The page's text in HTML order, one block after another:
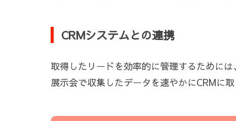
CRMシステムとの連携
取得したリードを効率的に管理するために
展示会で収集したデータを速やかにCRMに